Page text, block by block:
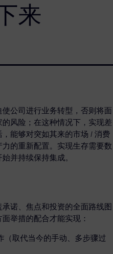
来
公司进行业务转型，否则将面
风险；在这种情况下，实现差
能够对突如其来的市场 / 消费
的重新配置。实现生存需要数
并持续保持集成。
诺、焦点和投资的全面路线图
举措的配合才能实现：
（取代当今的手动、多步骤过